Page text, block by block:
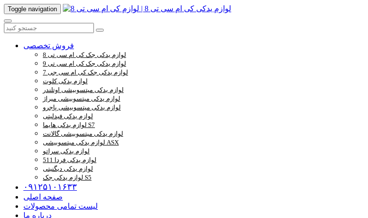
Toggle navigation
فروش تخصصی
لوازم یدکی جک کی ام سی تی 8
لوازم یدکی جک کی ام سی تی 9
لوازم یدکی جک کی ام سی جی 7
لوازم یدکی کلوت
لوازم یدکی میتسوبیشی اوتلندر
لوازم یدکی میتسوبیشی میراژ
لوازم یدکی میتسوبیشی پاجرو
لوازم یدکی فیدلیتی
لوازم یدکی هایما S7
لوازم یدکی میتسوبیشی گالانت
لوازم یدکی میتسوبیشی ASX
لوازم یدکی سراتو
لوازم یدکی فردا 511
لوازم یدکی دیگنیتی
لوازم یدکی جک S5
۰۹۱۲۵۱۰۱۶۳۳
صفحه اصلی
لیست تمامی محصولات
درباره ما